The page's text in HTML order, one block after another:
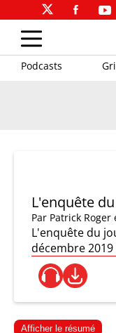
Podcasts
L'enquête
Par Patrick
L'enquête du
décembre 2019
Afficher le résumé